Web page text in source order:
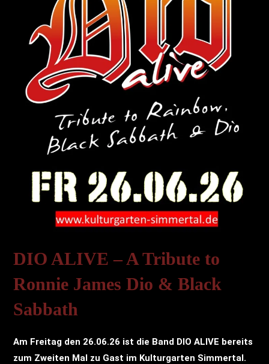
DIO ALIVE – A Tribute to
Ronnie James Dio & Black
Sabbath
Am Freitag den 26.06.26 ist die Band DIO ALIVE bereits
zum Zweiten Mal zu Gast im Kulturgarten Simmertal.